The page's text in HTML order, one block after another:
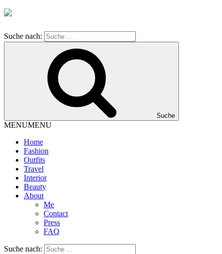
Suche nach:
Suche
MENUMENU
Home
Fashion
Outfits
Travel
Interior
Beauty
About
Me
Contact
Press
FAQ
Suche nach: